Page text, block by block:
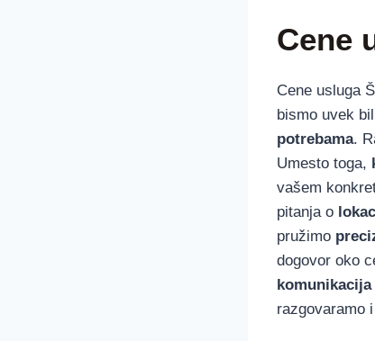
Cene
Cene usluga
bismo uvek
potrebama.
Umesto toga,
vašem
pitanja o
pružimo
dogovor oko
komunikacija
razgovaramo